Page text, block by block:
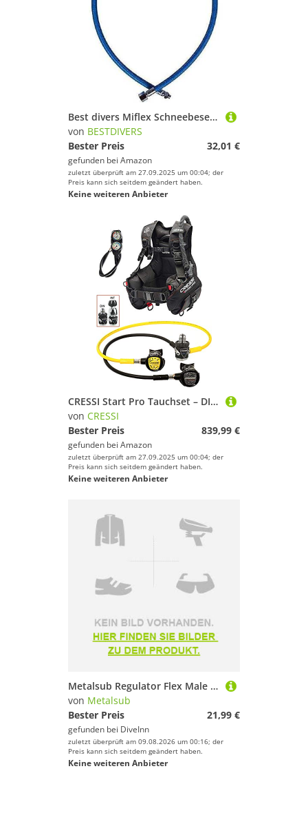
Best divers Miflex Schneebesen, 100 cm, 9/16 F, 3/8 m Xtreme, blau
von BESTDIVERS
Bester Preis
32,01 €
gefunden bei Amazon
zuletzt überprüft am 27.09.2025 um 00:04; der
Preis kann sich seitdem geändert haben.
Keine weiteren Anbieter
CRESSI Start Pro Tauchset – DIN XS – Komplettes Tauchpaket mit Start Pro Jacket, MC9 Compact Atemregler, Octopus Compact und Konsole 2 – Schwarz
von CRESSI
Bester Preis
839,99 €
gefunden bei Amazon
zuletzt überprüft am 27.09.2025 um 00:04; der
Preis kann sich seitdem geändert haben.
Keine weiteren Anbieter
Metalsub Regulator Flex Male 1/2´´ Unf Schlauch
von Metalsub
Bester Preis
21,99 €
gefunden bei DiveInn
zuletzt überprüft am 09.08.2026 um 00:16; der
Preis kann sich seitdem geändert haben.
Keine weiteren Anbieter